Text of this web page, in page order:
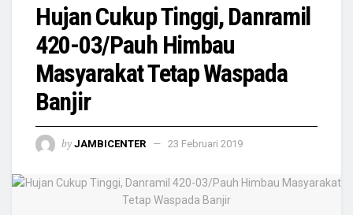
Hujan Cukup Tinggi, Danramil
420-03/Pauh Himbau
Masyarakat Tetap Waspada
Banjir
by JAMBICENTER 23 Februari 2019